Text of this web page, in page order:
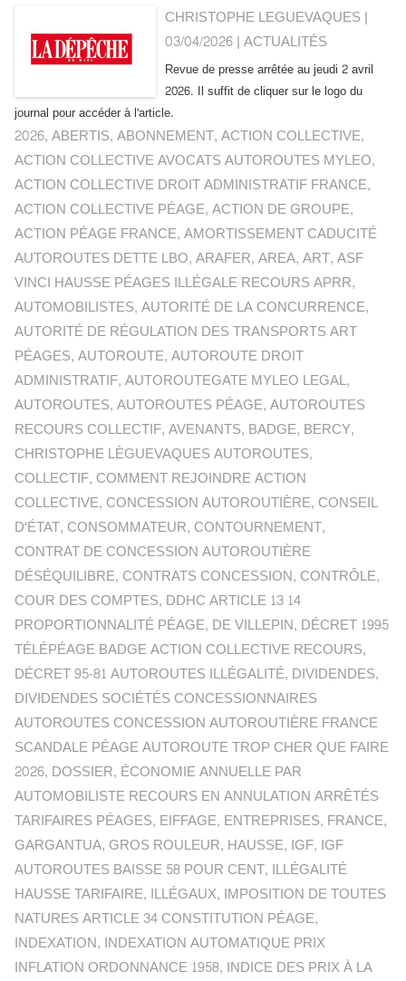
CHRISTOPHE LEGUEVAQUES |
03/04/2026|ACTUALITÉS
Revue de presse arrêtée au jeudi 2 avril
2026. Il suffit de cliquer sur le logo du
journal pour accéder à l'article.
2026,ABERTIS,ABONNEMENT,ACTION COLLECTIVE,
ACTION COLLECTIVE AVOCATS AUTOROUTES MYLEO,
ACTION COLLECTIVE DROIT ADMINISTRATIF FRANCE,
ACTION COLLECTIVE PÉAGE,ACTION DE GROUPE,
ACTION PÉAGE FRANCE,AMORTISSEMENT CADUCITÉ
AUTOROUTES DETTE LBO,ARAFER,AREA,ART,ASF
VINCI HAUSSE PÉAGES ILLÉGALE RECOURS APRR,
AUTOMOBILISTES,AUTORITÉ DE LA CONCURRENCE,
AUTORITÉ DE RÉGULATION DES TRANSPORTS ART
PÉAGES,AUTOROUTE,AUTOROUTE DROIT
ADMINISTRATIF,AUTOROUTEGATE MYLEO LEGAL,
AUTOROUTES,AUTOROUTES PÉAGE,AUTOROUTES
RECOURS COLLECTIF,AVENANTS, BADGE, BERCY,
CHRISTOPHE LÈGUEVAQUES AUTOROUTES,
COLLECTIF, COMMENT REJOINDRE ACTION
COLLECTIVE, CONCESSION AUTOROUTIÈRE, CONSEIL
D'ÉTAT, CONSOMMATEUR, CONTOURNEMENT,
CONTRAT DE CONCESSION AUTOROUTIÈRE
DÉSÉQUILIBRE, CONTRATS CONCESSION, CONTRÔLE,
COUR DES COMPTES, DDHC ARTICLE 13 14
PROPORTIONNALITÉ PÉAGE, DE VILLEPIN, DÉCRET 1995
TÉLÉPÉAGE BADGE ACTION COLLECTIVE RECOURS,
DÉCRET 95-81 AUTOROUTES ILLÉGALITÉ, DIVIDENDES,
DIVIDENDES SOCIÉTÉS CONCESSIONNAIRES
AUTOROUTES CONCESSION AUTOROUTIÈRE FRANCE
SCANDALE PÉAGE AUTOROUTE TROP CHER QUE FAIRE
2026, DOSSIER, ÉCONOMIE ANNUELLE PAR
AUTOMOBILISTE RECOURS EN ANNULATION ARRÊTÉS
TARIFAIRES PÉAGES, EIFFAGE, ENTREPRISES, FRANCE,
GARGANTUA, GROS ROULEUR, HAUSSE, IGF, IGF
AUTOROUTES BAISSE 58 POUR CENT, ILLÉGALITÉ
HAUSSE TARIFAIRE, ILLÉGAUX, IMPOSITION DE TOUTES
NATURES ARTICLE 34 CONSTITUTION PÉAGE,
INDEXATION, INDEXATION AUTOMATIQUE PRIX
INFLATION ORDONNANCE 1958, INDICE DES PRIX À LA